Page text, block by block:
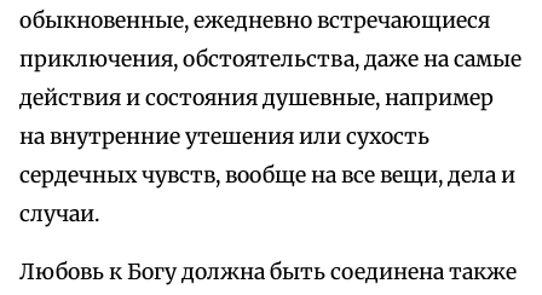
обыкновенные, ежедневно встречающиеся
приключения, обстоятельства, даже на самые
действия и состояния душевные, например
на внутренние утешения или сухость
сердечных чувств, вообще на все вещи, дела и
случаи.
Любовь к Богу должна быть соединена также